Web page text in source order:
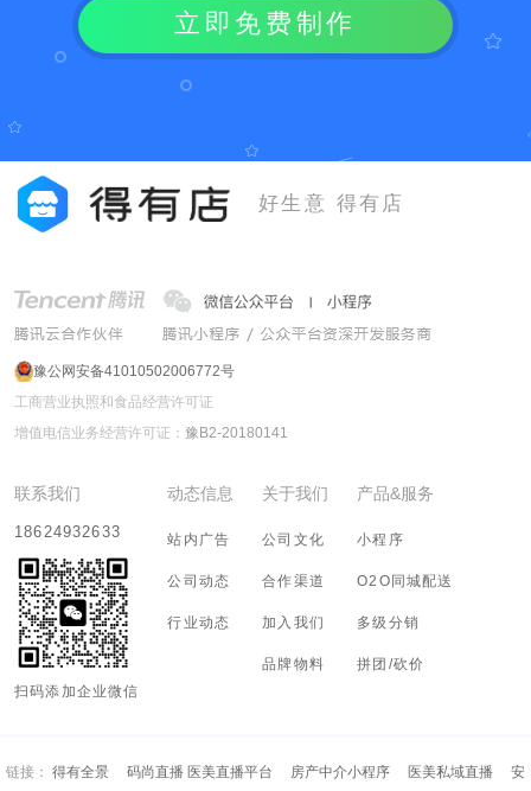
立即免费制作
好生意 得有店
豫公网安备41010502006772号
工商营业执照和食品经营许可证
增值电信业务经营许可证： 豫B2-20180141
联系我们
18624932633
扫码添加企业微信
动态信息
站内广告
公司动态
行业动态
关于我们
公司文化
合作渠道
加入我们
品牌物料
产品&服务
小程序
O2O同城配送
多级分销
拼团/砍价
链接： 得有全景 码尚直播 医美直播平台 房产中介小程序 医美私域直播 安